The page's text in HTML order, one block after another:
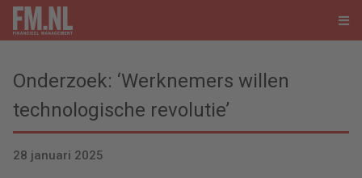
Onderzoek: ‘Werknemers willen
technologische revolutie’
28 januari 2025